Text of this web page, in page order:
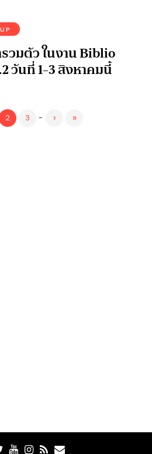
วมตัว ในงาน Biblio
วันที่ 1-3 สิงหาคมนี้
2 3 - › »